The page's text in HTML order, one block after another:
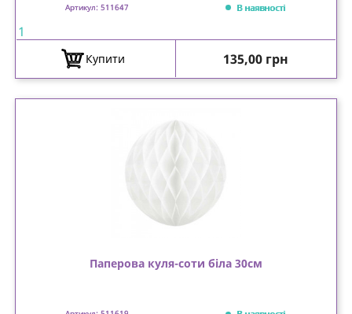
Артикул: 511647 В наявності
1
Купити Ціна
135,00 грн
Паперова куля-соти біла 30см